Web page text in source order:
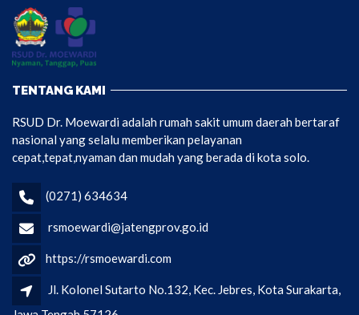
TENTANG KAMI
RSUD Dr. Moewardi adalah rumah sakit umum daerah bertaraf
nasional yang selalu memberikan pelayanan
cepat,tepat,nyaman dan mudah yang berada di kota solo.
(0271) 634634
rsmoewardi@jatengprov.go.id
https://rsmoewardi.com
Jl. Kolonel Sutarto No.132, Kec. Jebres, Kota Surakarta,